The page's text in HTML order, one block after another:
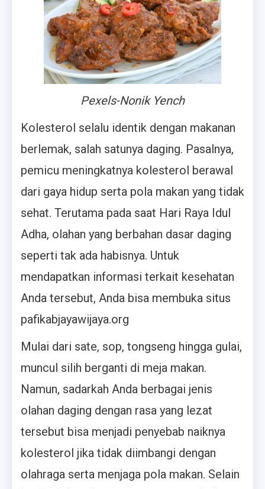
Pexels-Nonik Yench
Kolesterol selalu identik dengan makanan
berlemak, salah satunya daging. Pasalnya,
pemicu meningkatnya kolesterol berawal
dari gaya hidup serta pola makan yang tidak
sehat. Terutama pada saat Hari Raya Idul
Adha, olahan yang berbahan dasar daging
seperti tak ada habisnya. Untuk
mendapatkan informasi terkait kesehatan
Anda tersebut, Anda bisa membuka situs
pafikabjayawijaya.org
Mulai dari sate, sop, tongseng hingga gulai,
muncul silih berganti di meja makan.
Namun, sadarkah Anda berbagai jenis
olahan daging dengan rasa yang lezat
tersebut bisa menjadi penyebab naiknya
kolesterol jika tidak diimbangi dengan
olahraga serta menjaga pola makan. Selain